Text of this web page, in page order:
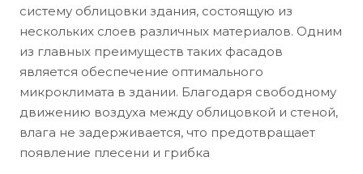
систему облицовки здания, состоящую из
нескольких слоев различных материалов. Одним
из главных преимуществ таких фасадов
является обеспечение оптимального
микроклимата в здании. Благодаря свободному
движению воздуха между облицовкой и стеной,
влага не задерживается, что предотвращает
появление плесени и грибка